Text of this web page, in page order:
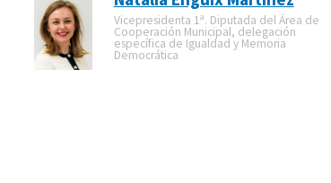
Vicepresidenta 1ª. Diputada del Área de
Cooperación Municipal, delegación
específica de Igualdad y Memoria
Democrática